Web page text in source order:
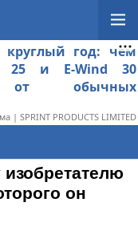
год: чем
25 и E-Wind 30
от обычных
| SPRINT PRODUCTS LIMITED
он